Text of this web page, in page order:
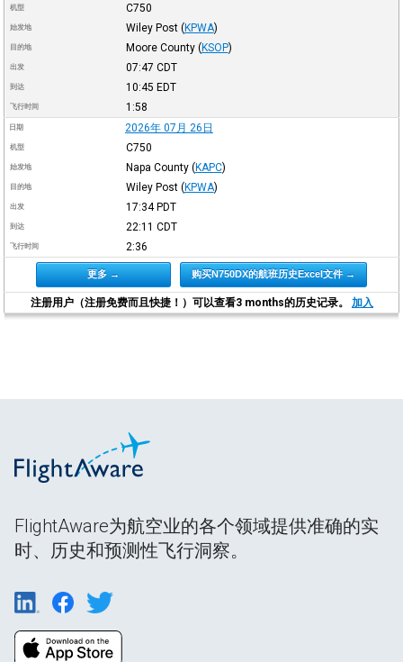
机型 C750
始发地 Wiley Post (KPWA)
目的地 Moore County (KSOP)
出发 07:47 CDT
到达 10:45 EDT
飞行时间 1:58
日期 2026年 07月 26日
机型 C750
始发地 Napa County (KAPC)
目的地 Wiley Post (KPWA)
出发 17:34PDT
到达 22:11 CDT
飞行时间 2:36
更多 → 购买N750DX的航班历史Excel文件 →
注册用户（注册免费而且快捷！）可以查看3 months的历史记录。 加入
FlightAware为航空业的各个领域提供准确的实
时、历史和预测性飞行洞察。